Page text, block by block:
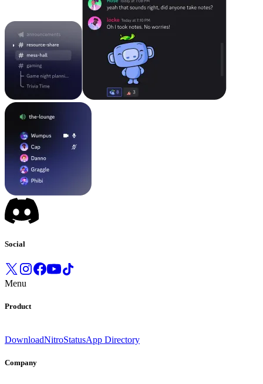
Social
Menu
Product
DownloadNitroStatusApp Directory
Company